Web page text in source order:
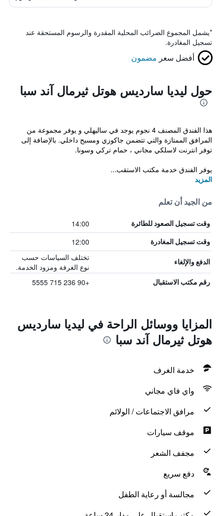
*يشمل المجموع الضرائب المحلية المقدرة والرسوم المستحقة عند
تسجيل المغادرة.
أفضل سعر مضمون
حول ليديا سارديس هوتل ثيرمال آند سبا
هذا الفندق المصنف 4 نجوم يوجد في ساليهلي و يوفر مجموعة من
المرافق الممتازة والتي تتضمن جاكوزي ومسبح داخلي. بالإضافة إلى
توفر انترنت لاسلكي مجاني ، حمام تركي وسونا.
يوفر الفندق خدمة مكتب الاستقب...
المزيد
من الجيد أن تعلم
وقت تسجيل الصعود للطائرة 14:00
وقت تسجيل المغادرة 12:00
الدفع والإلغاء
تختلف السياسات حسب
نوع الغرفة ومزود الخدمة.
رقم مكتب الاستقبال +90 236 715 5555
المزايا ووسائل الراحة في ليديا سارديس
هوتل ثيرمال آند سبا
خدمة الغرف
واي فاي مجاني
مرافق الاجتماعات / الولائم
موقف سيارات
مجفف الشعر
دفع سريع
مجالسة أو رعاية الطفل